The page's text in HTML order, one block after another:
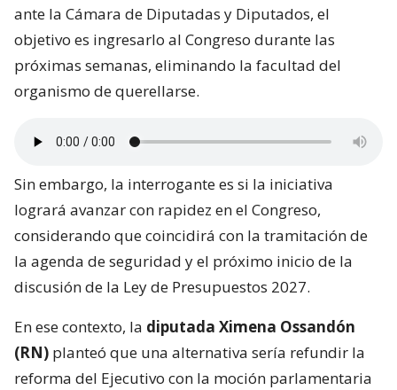
ante la Cámara de Diputadas y Diputados, el
objetivo es ingresarlo al Congreso durante las
próximas semanas, eliminando la facultad del
organismo de querellarse.
Sin embargo, la interrogante es si la iniciativa
logrará avanzar con rapidez en el Congreso,
considerando que coincidirá con la tramitación de
la agenda de seguridad y el próximo inicio de la
discusión de la Ley de Presupuestos 2027.
En ese contexto, la diputada Ximena Ossandón
(RN) planteó que una alternativa sería refundir la
reforma del Ejecutivo con la moción parlamentaria